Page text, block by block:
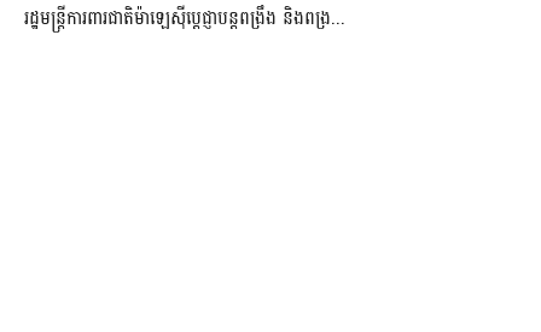
រដ្ឋមន្ត្រីការពារជាតិម៉ាឡេស៊ីប្ដេជ្ញាបន្តពង្រឹង និងពង្រ...